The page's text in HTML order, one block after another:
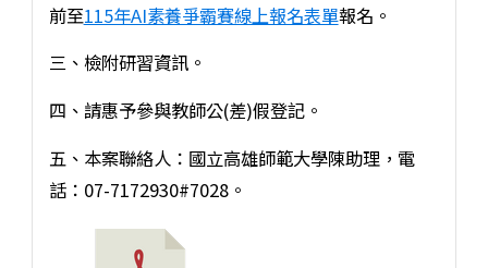
前至115年AI素養爭霸賽線上報名表單報名。
三、檢附研習資訊。
四、請惠予參與教師公(差)假登記。
五、本案聯絡人：國立高雄師範大學陳助理，電
話：07-7172930#7028。